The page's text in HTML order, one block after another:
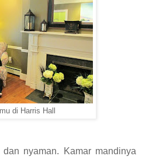
di Harris Hall
nyaman. Kamar mandinya